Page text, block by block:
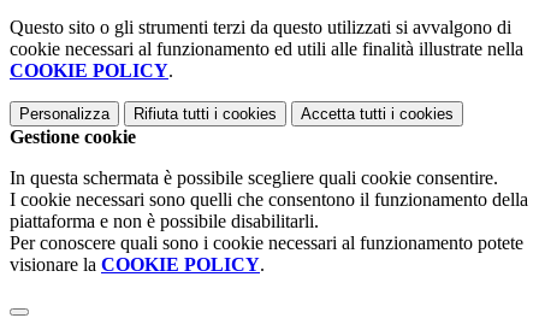
Questo sito o gli strumenti terzi da questo utilizzati si avvalgono di
cookie necessari al funzionamento ed utili alle finalità illustrate nella
COOKIE POLICY.
Personalizza Rifiuta tutti i cookies Accetta tutti i cookies
Gestione cookie
In questa schermata è possibile scegliere quali cookie consentire.
I cookie necessari sono quelli che consentono il funzionamento della
piattaforma e non è possibile disabilitarli.
Per conoscere quali sono i cookie necessari al funzionamento potete
visionare la COOKIE POLICY.